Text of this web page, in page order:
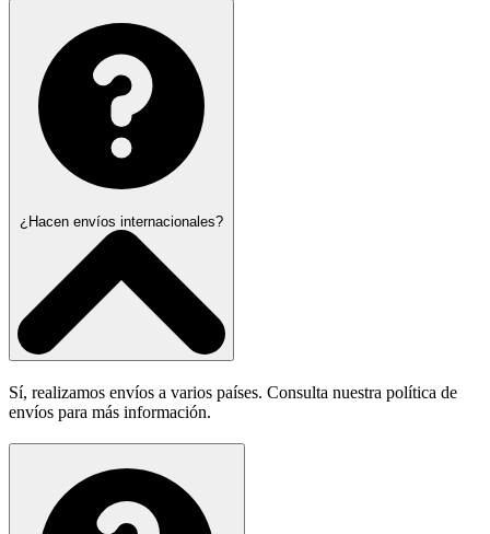
¿Hacen envíos internacionales?
Sí, realizamos envíos a varios países. Consulta nuestra política de
envíos para más información.